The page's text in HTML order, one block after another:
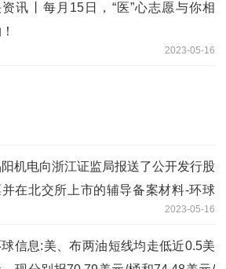
讯丨每月15日，“医”心志愿与你相
2023-05-16
机电向浙江证监局报送了公开发行股
并在北交所上市的辅导备案材料-环球
2023-05-16
信息:美、布两油短线均走低近0.5美